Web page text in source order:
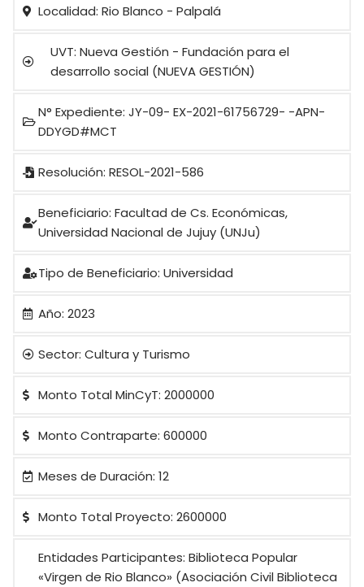
Localidad: Rio Blanco - Palpalá
UVT: Nueva Gestión - Fundación para el
desarrollo social (NUEVA GESTIÓN)
N° Expediente: JY-09- EX-2021-61756729- -APN-
DDYGD#MCT
Resolución: RESOL-2021-586
Beneficiario: Facultad de Cs. Económicas,
Universidad Nacional de Jujuy (UNJu)
Tipo de Beneficiario: Universidad
Año: 2023
Sector: Cultura y Turismo
Monto Total MinCyT: 2000000
Monto Contraparte: 600000
Meses de Duración: 12
Monto Total Proyecto: 2600000
Entidades Participantes: Biblioteca Popular
«Virgen de Rio Blanco» (Asociación Civil Biblioteca